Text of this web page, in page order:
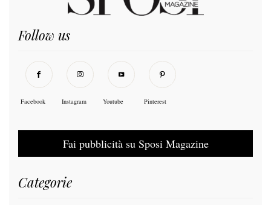
Follow us
Facebook Instagram Youtube Pinterest
Fai pubblicità su Sposi Magazine
Categorie